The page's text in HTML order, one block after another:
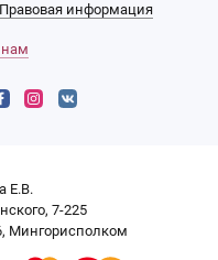
Правовая информация
Е.В.
7-225
Мингорисполком